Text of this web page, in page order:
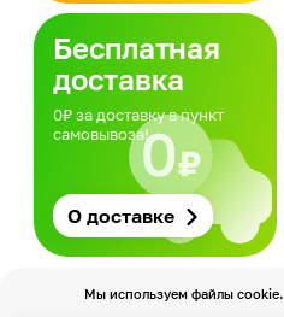
Бесплатная
доставка
0₽ за доставку в пункт
самовывоза!
О доставке
Мы используем файлы cookie.